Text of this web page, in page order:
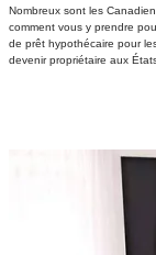
Nombreux sont les
comment vous y prendre
de prêt hypothécaire pour
devenir propriétaire aux